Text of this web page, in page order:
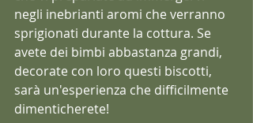
negli inebrianti aromi che verranno
sprigionati durante la cottura. Se
avete dei bimbi abbastanza grandi,
decorate con loro questi biscotti,
sarà un'esperienza che difficilmente
dimenticherete!